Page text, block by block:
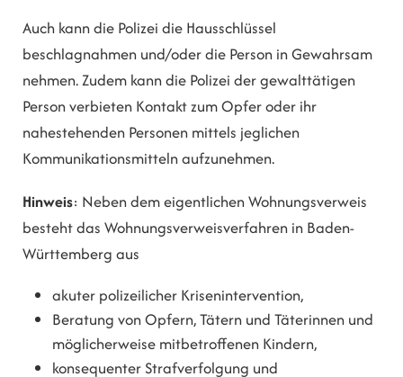
Auch kann die Polizei die Hausschlüssel
beschlagnahmen und/oder die Person in Gewahrsam
nehmen. Zudem kann die Polizei der gewalttätigen
Person verbieten Kontakt zum Opfer oder ihr
nahestehenden Personen mittels jeglichen
Kommunikationsmitteln aufzunehmen.
Hinweis: Neben dem eigentlichen Wohnungsverweis
besteht das Wohnungsverweisverfahren in Baden-
Württemberg aus
akuter polizeilicher Krisenintervention,
Beratung von Opfern, Tätern und Täterinnen und
möglicherweise mitbetroffenen Kindern,
konsequenter Strafverfolgung und